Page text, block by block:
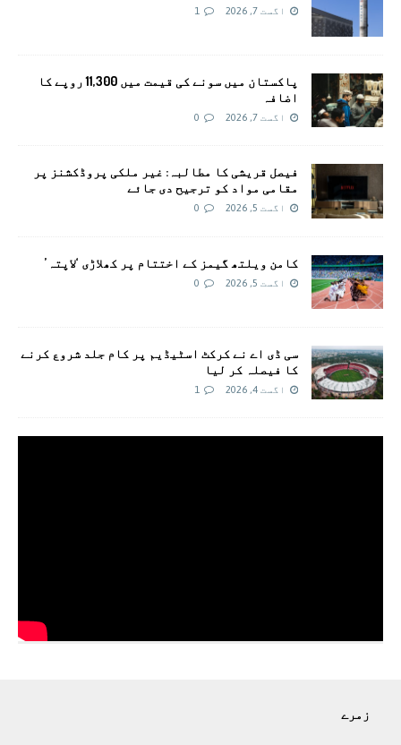
اگست 7, 2026 1
پاکستان میں سونے کی قیمت میں 11,300 روپے کا
اضافہ
اگست 7, 2026 0
فیصل قریشی کا مطالبہ: غیر ملکی پروڈکشنز پر
مقامی مواد کو ترجیح دی جائے
اگست 5, 2026 0
کامن ویلتھ گیمز کے اختتام پر کھلاڑی ‘لاپتہ’
اگست 5, 2026 0
سی ڈی اے نے کرکٹ اسٹیڈیم پر کام جلد شروع کرنے
کا فیصلہ کر لیا
اگست 4, 2026 1
زمرے